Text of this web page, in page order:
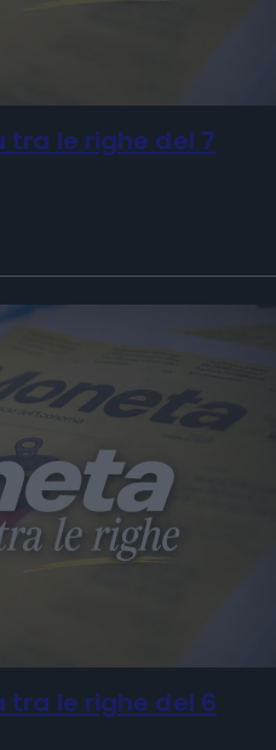
le righe del 7
tra le righe del 6